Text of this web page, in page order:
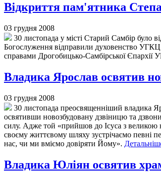
Відкриття пам'ятника
03 грудня 2008
30 листопада у місті Старий Самбір було
Богослуження відправили духовенство
справами Дрогобицько-Самбірської Єпархії
Владика Ярослав освятив
03 грудня 2008
30 листопада преосвященніший владика
освятивши новозбудовану дзвіницю та
силу. Адже той «прийшов до Ісуса з великою
своєму життєвому шляху зустрічаємо певні
нас, чи ми вміємо довіряти Йому».
Владика Юліян освятив